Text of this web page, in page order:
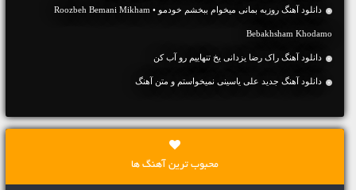
دانلود آهنگ روزبه بمانی میخوام ببخشم خودمو • Roozbeh Bemani Mikham
Bebakhsham Khodamo
دانلود آهنگ راک رضا یزدانی یخ تنهاییم رو آب کن
دانلود آهنگ جديد علی یاسینی نمیخواستم و متن آهنگ
محبوب ترین آهنگ ها